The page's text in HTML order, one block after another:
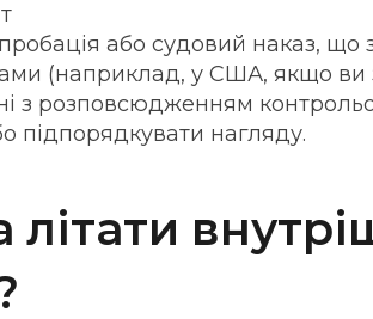
або судовий наказ, що
(наприклад, у США, якщо ви
з розповсюдженням
підпорядкувати нагляду.